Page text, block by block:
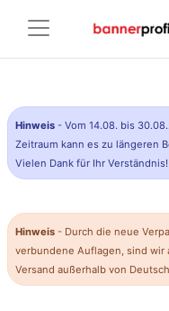
Hinweis - Vom 14.08. bis
Zeitraum kann es zu längeren
Vielen Dank für Ihr Verständnis!
Hinweis - Durch die neue
verbundene Auflagen, sind wir
Versand außerhalb von